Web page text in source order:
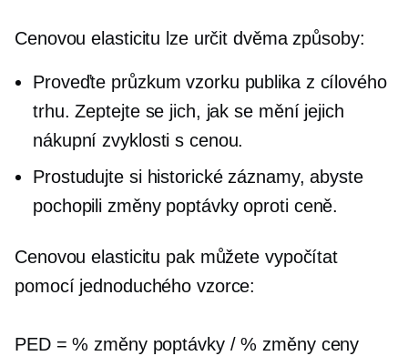
Cenovou elasticitu lze určit dvěma způsoby:
Proveďte průzkum vzorku publika z cílového
trhu. Zeptejte se jich, jak se mění jejich
nákupní zvyklosti s cenou.
Prostudujte si historické záznamy, abyste
pochopili změny poptávky oproti ceně.
Cenovou elasticitu pak můžete vypočítat
pomocí jednoduchého vzorce:
PED = % změny poptávky / % změny ceny